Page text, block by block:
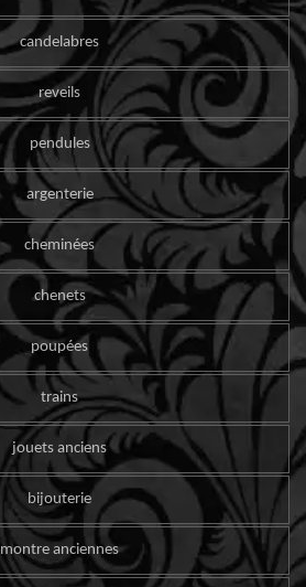
candelabres
reveils
pendules
argenterie
cheminées
chenets
poupées
trains
jouets anciens
bijouterie
montre anciennes